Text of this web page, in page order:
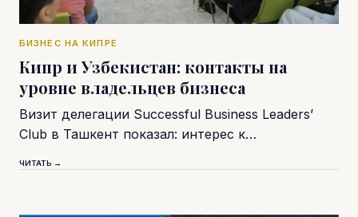
БИЗНЕС НА КИПРЕ
Кипр и Узбекистан: контакты на
уровне владельцев бизнеса
Визит делегации Successful Business Leaders’
Club в Ташкент показал: интерес к…
ЧИТАТЬ →